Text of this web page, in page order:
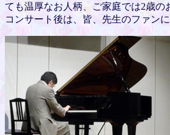
ても温厚なお人柄、ご家庭では2歳の
コンサート後は、皆、先生のファン